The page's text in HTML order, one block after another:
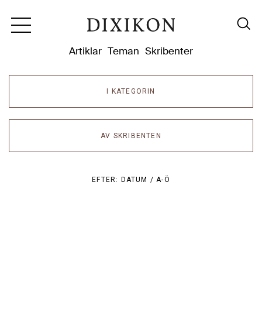
Artiklar Teman Skribenter
I KATEGORIN
AV SKRIBENTEN
EFTER: DATUM /A-Ö